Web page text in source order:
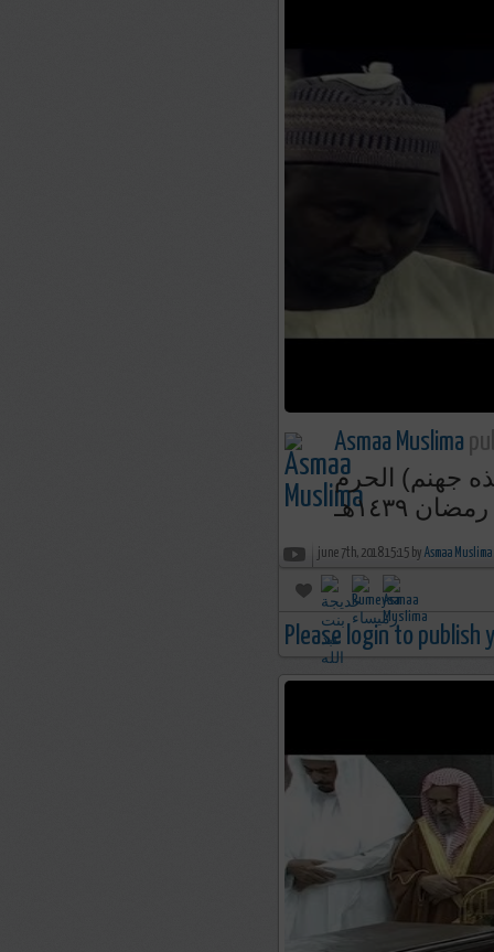
Asmaa Muslima
جهنم) الحرم
١٤٣٩هـ
june 7th, 2018 15:15 by Asmaa Muslima
Please login to publish